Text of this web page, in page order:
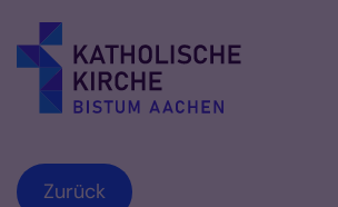
Zurück